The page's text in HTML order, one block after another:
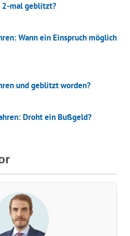
2-mal geblitzt?
Wann ein Einspruch möglich
und geblitzt worden?
Droht ein Bußgeld?